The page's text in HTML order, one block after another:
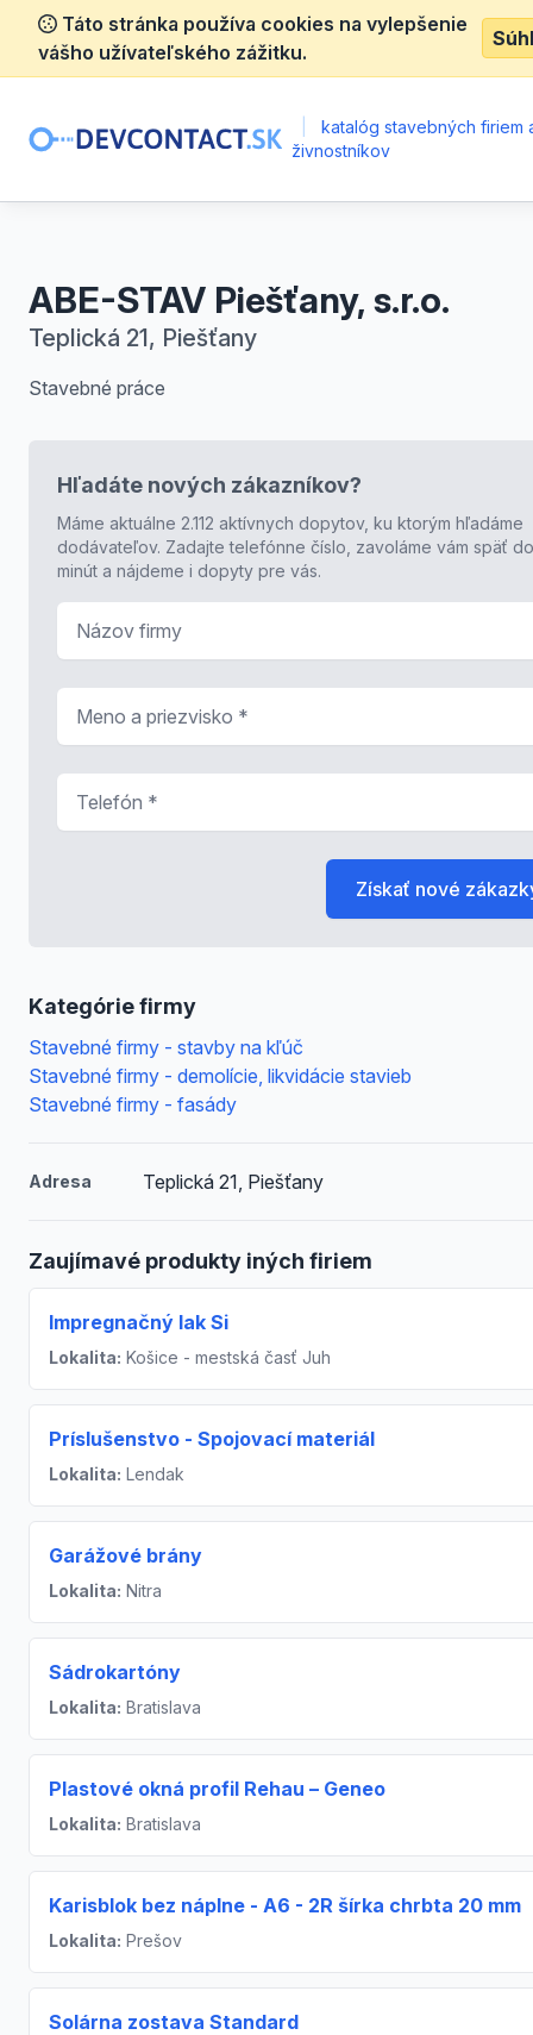
Táto stránka používa cookies na vylepšenie
vášho užívateľského zážitku.
katalóg stavebných firiem
živnostníkov
ABE-STAV Piešťany, s.r.o.
Teplická 21, Piešťany
Stavebné práce
Kategórie firmy
Stavebné firmy - stavby na kľúč
Stavebné firmy - demolície, likvidácie stavieb
Stavebné firmy - fasády
Adresa Teplická 21, Piešťany
Zaujímavé produkty iných firiem
Impregnačný lak Si
Lokalita: Košice - mestská časť Juh
Príslušenstvo - Spojovací materiál
Lokalita: Lendak
Garážové brány
Lokalita: Nitra
Sádrokartóny
Lokalita: Bratislava
Plastové okná profil Rehau – Geneo
Lokalita: Bratislava
Karisblok bez náplne - A6 - 2R šírka chrbta 20 mm
Lokalita: Prešov
Solárna zostava Standard
Hľadáte nových zákazníkov?
Máme aktuálne 2.112 aktívnych dopytov, ku ktorým hľadáme
dodávateľov. Zadajte telefónne číslo, zavoláme vám späť
minút a nájdeme i dopyty pre vás.
Získať nové